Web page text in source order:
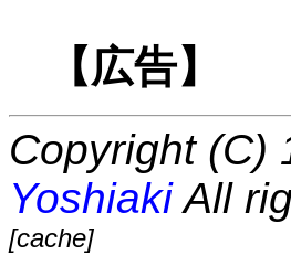
【広告】
Copyright (C)
YoshiakiAll
[cache]